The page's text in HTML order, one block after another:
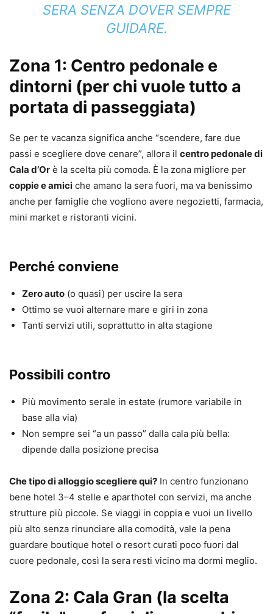
SERA SENZA DOVER SEMPRE
GUIDARE.
Zona 1: Centro pedonale e
dintorni (per chi vuole tutto a
portata di passeggiata)
Se per te vacanza significa anche “scendere, fare due
passi e scegliere dove cenare”, allora il centro pedonale di
Cala d’Or è la scelta più comoda. È la zona migliore per
coppie e amici che amano la sera fuori, ma va benissimo
anche per famiglie che vogliono avere negozietti, farmacia,
mini market e ristoranti vicini.
Perché conviene
Zero auto (o quasi) per uscire la sera
Ottimo se vuoi alternare mare e giri in zona
Tanti servizi utili, soprattutto in alta stagione
Possibili contro
Più movimento serale in estate (rumore variabile in
base alla via)
Non sempre sei “a un passo” dalla cala più bella:
dipende dalla posizione precisa
Che tipo di alloggio scegliere qui? In centro funzionano
bene hotel 3–4 stelle e aparthotel con servizi, ma anche
strutture più piccole. Se viaggi in coppia e vuoi un livello
più alto senza rinunciare alla comodità, vale la pena
guardare boutique hotel o resort curati poco fuori dal
cuore pedonale, così la sera resti vicino ma dormi meglio.
Zona 2: Cala Gran (la scelta